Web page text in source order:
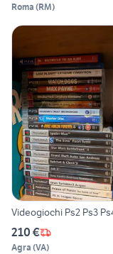
Roma (RM)
Videogiochi Ps2 Ps3
210 €
Agra (VA)